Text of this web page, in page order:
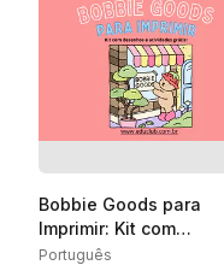
Bobbie Goods para
Imprimir: Kit com
desenhos e atividades
Português